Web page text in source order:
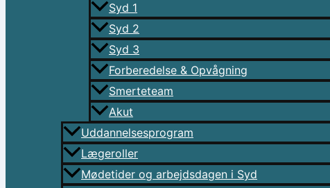
Syd 1
Syd 2
Syd 3
Forberedelse & Opvågning
Smerteteam
Akut
Uddannelsesprogram
Lægeroller
Mødetider og arbejdsdagen i Syd